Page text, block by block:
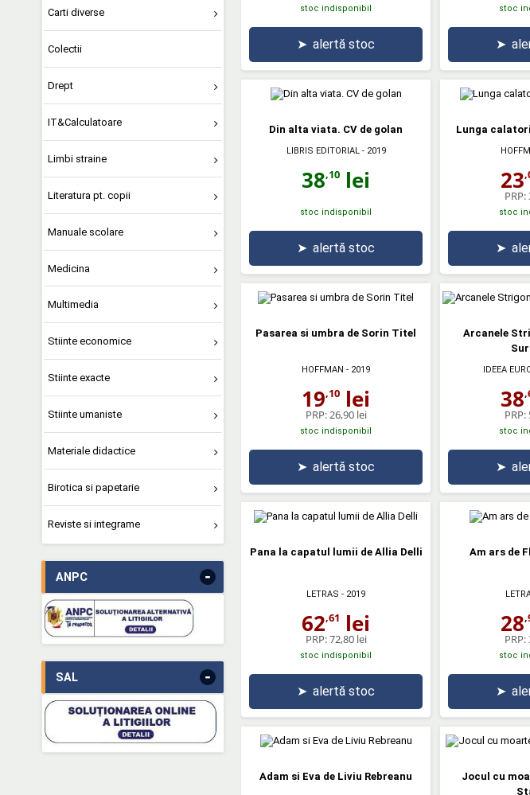
Carti diverse
Colectii
Drept
IT&Calculatoare
Limbi straine
Literatura pt. copii
Manuale scolare
Medicina
Multimedia
Stiinte economice
Stiinte exacte
Stiinte umaniste
Materiale didactice
Birotica si papetarie
Reviste si integrame
ANPC -
SAL -
stoc indisponibil
➤ alertă stoc
stoc
➤
Din alta viata. CV de golan
LIBRIS EDITORIAL- 2019
38,10 lei
stoc indisponibil
➤ alertă stoc
Lunga
23
PRP:
stoc
➤
Pasarea si umbra de Sorin Titel
HOFFMAN - 2019
19,10 lei
PRP:26,90 lei
stoc indisponibil
➤ alertă stoc
Arcanele
IDEEA
38
PRP:
stoc
➤
Pana la capatul lumii de Allia Delli
LETRAS - 2019
62,61 lei
PRP:72,80 lei
stoc indisponibil
➤ alertă stoc
Am ars de
28
PRP:
stoc
➤
Adam si Eva de Liviu Rebreanu
Jocul cu